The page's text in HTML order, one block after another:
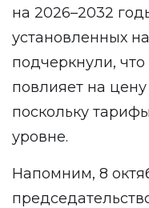
на 2026–2032
установленных
подчеркнули,
повлияет на
поскольку
уровне.
Напомним, 8